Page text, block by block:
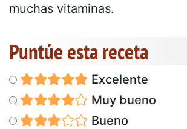
muchas vitaminas.
Puntúe esta receta
Excelente
Muy bueno
Bueno